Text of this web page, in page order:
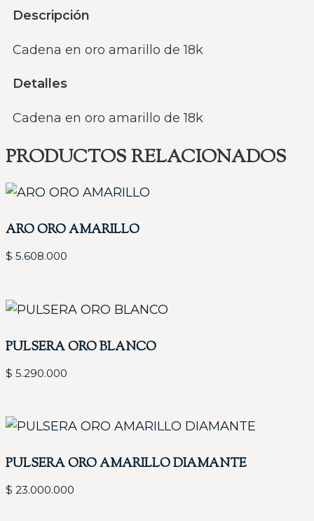
Descripción
Cadena en oro amarillo de 18k
Detalles
Cadena en oro amarillo de 18k
PRODUCTOS RELACIONADOS
ARO ORO AMARILLO
$ 5.608.000
PULSERA ORO BLANCO
$ 5.290.000
PULSERA ORO AMARILLO DIAMANTE
$ 23.000.000